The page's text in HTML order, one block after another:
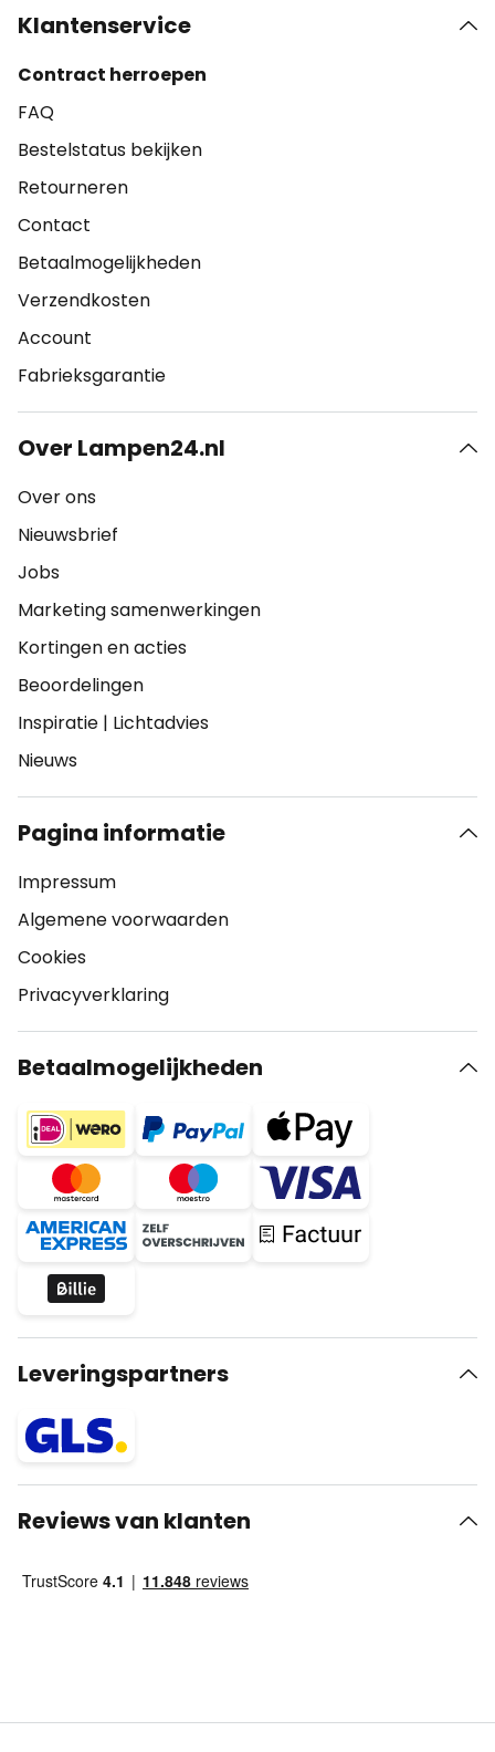
Klantenservice
Contract herroepen
FAQ
Bestelstatus bekijken
Retourneren
Contact
Betaalmogelijkheden
Verzendkosten
Account
Fabrieksgarantie
Over Lampen24.nl
Over ons
Nieuwsbrief
Jobs
Marketing samenwerkingen
Kortingen en acties
Beoordelingen
Inspiratie | Lichtadvies
Nieuws
Pagina informatie
Impressum
Algemene voorwaarden
Cookies
Privacyverklaring
Betaalmogelijkheden
Leveringspartners
Reviews van klanten